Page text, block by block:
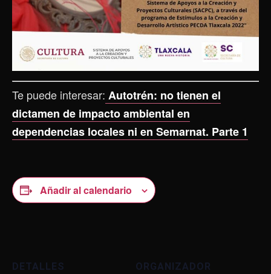
Te puede interesar: Autotrén: no tienen el
dictamen de impacto ambiental en
dependencias locales ni en Semarnat. Parte 1
Añadir al calendario
DETALLES ORGANIZADOR